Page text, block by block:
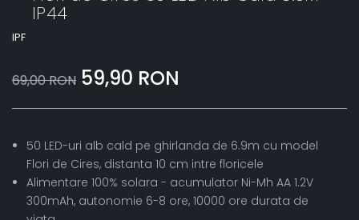
IP44
IPF
69,00 RON 59,90 RON
50 LED-uri alb cald pe ghirlanda de 6.9m cu model
Flori de Cires, distanta 10 cm intre floricele
Alimentare 100% solara - acumulator Ni-Mh AA 1.2V
300mAh, autonomie 6-8 ore, 10000 ore durata de